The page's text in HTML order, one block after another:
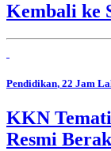
Kembali ke
Pendidikan, 22 Jam
KKN
Resmi